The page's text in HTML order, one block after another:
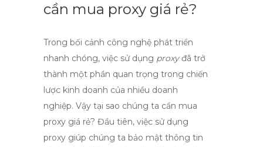
cần mua proxy giá rẻ?
Trong bối cảnh công nghệ phát triển
nhanh chóng, việc sử dụng proxyđã trở
thành một phần quan trọng trong chiến
lược kinh doanh của nhiều doanh
nghiệp. Vậy tại sao chúng ta cần mua
proxy giá rẻ? Đầu tiên, việc sử dụng
proxy giúp chúng ta bảo mật thông tin